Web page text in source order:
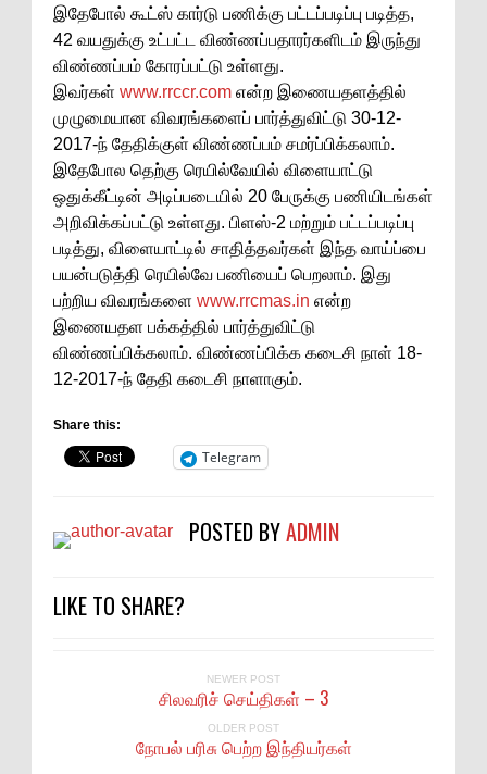
இதேபோல் கூட்ஸ் கார்டு பணிக்கு பட்டப்படிப்பு படித்த,
42 வயதுக்கு உட்பட்ட விண்ணப்பதாரர்களிடம் இருந்து
விண்ணப்பம் கோரப்பட்டு உள்ளது.
இவர்கள் www.rrccr.com என்ற இணையதளத்தில்
முழுமையான விவரங்களைப் பார்த்துவிட்டு 30-12-
2017-ந் தேதிக்குள் விண்ணப்பம் சமர்ப்பிக்கலாம்.
இதேபோல தெற்கு ரெயில்வேயில் விளையாட்டு
ஒதுக்கீட்டின் அடிப்படையில் 20 பேருக்கு பணியிடங்கள்
அறிவிக்கப்பட்டு உள்ளது. பிளஸ்-2 மற்றும் பட்டப்படிப்பு
படித்து, விளையாட்டில் சாதித்தவர்கள் இந்த வாய்ப்பை
பயன்படுத்தி ரெயில்வே பணியைப் பெறலாம். இது
பற்றிய விவரங்களை www.rrcmas.in என்ற
இணையதள பக்கத்தில் பார்த்துவிட்டு
விண்ணப்பிக்கலாம். விண்ணப்பிக்க கடைசி நாள் 18-
12-2017-ந் தேதி கடைசி நாளாகும்.
Share this:
Telegram
POSTED BYADMIN
LIKE TO SHARE?
NEWER POST
சிலவரிச் செய்திகள் – 3
OLDER POST
நோபல் பரிசு பெற்ற இந்தியர்கள்